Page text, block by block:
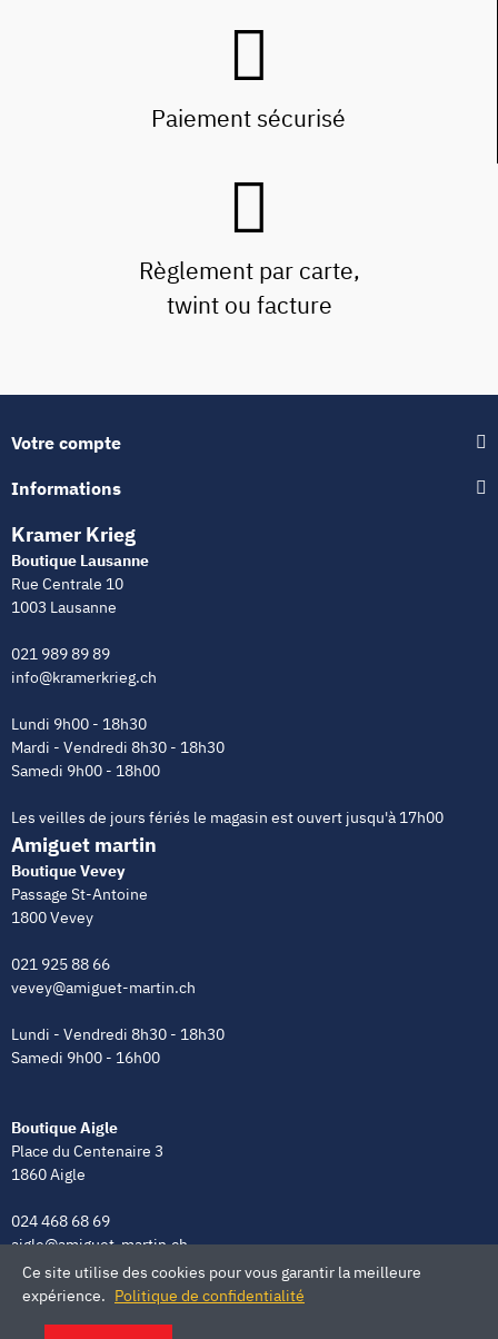
Paiement sécurisé
Règlement par carte,
twint ou facture
Votre compte
Informations
Kramer Krieg
Boutique Lausanne
Rue Centrale 10
1003 Lausanne
021 989 89 89
info@kramerkrieg.ch
Lundi 9h00 - 18h30
Mardi - Vendredi 8h30 - 18h30
Samedi 9h00 - 18h00
Les veilles de jours fériés le magasin est ouvert jusqu'à 17h00
Amiguet martin
Boutique Vevey
Passage St-Antoine
1800 Vevey
021 925 88 66
vevey@amiguet-martin.ch
Lundi - Vendredi 8h30 - 18h30
Samedi 9h00 - 16h00
Boutique Aigle
Place du Centenaire 3
1860 Aigle
024 468 68 69
aigle@amiguet-martin.ch
Lundi - Vendredi 8h00 - 12h00 | 13h30 - 18h30
Ce site utilise des cookies pour vous garantir la meilleure
expérience. Politique de confidentialité